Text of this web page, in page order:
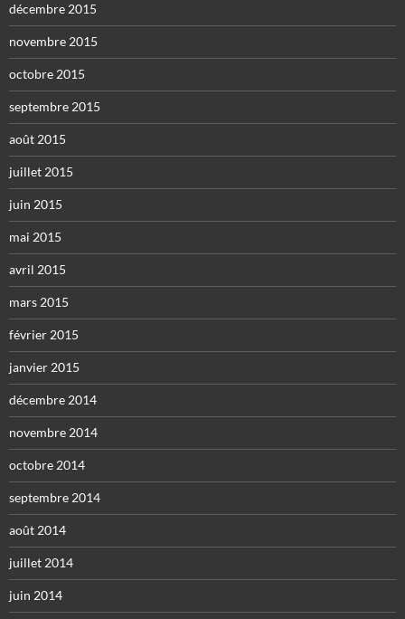
décembre 2015
novembre 2015
octobre 2015
septembre 2015
août 2015
juillet 2015
juin 2015
mai 2015
avril 2015
mars 2015
février 2015
janvier 2015
décembre 2014
novembre 2014
octobre 2014
septembre 2014
août 2014
juillet 2014
juin 2014